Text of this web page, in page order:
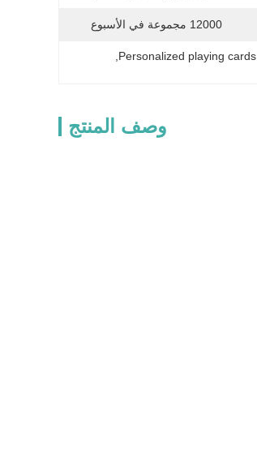
12000 مجموعة في الأسبوع
,
Personalized playing cards
وصف المنتج